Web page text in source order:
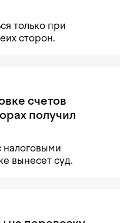
только при
сторон.
счетов
получил
налоговыми
вынесет суд.